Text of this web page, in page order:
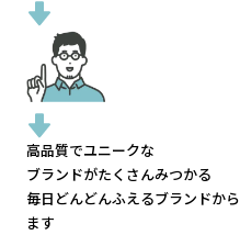
高品質でユニークな
ブランドがたくさんみつかる
毎日どんどんふえるブランドから
ます